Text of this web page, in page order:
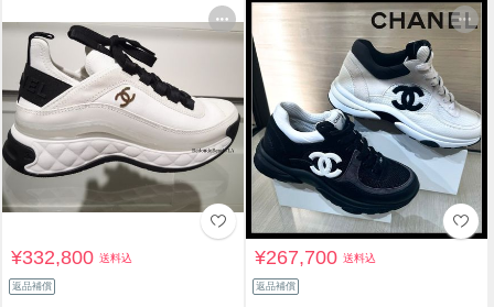
¥332,800送料込
返品補償
¥267,700送料込
返品補償